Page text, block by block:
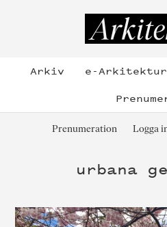
Arkiv e-Arkitektur
Prenumeration Logga
urbana